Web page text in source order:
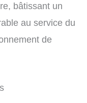
bâtissant un
au service du
de